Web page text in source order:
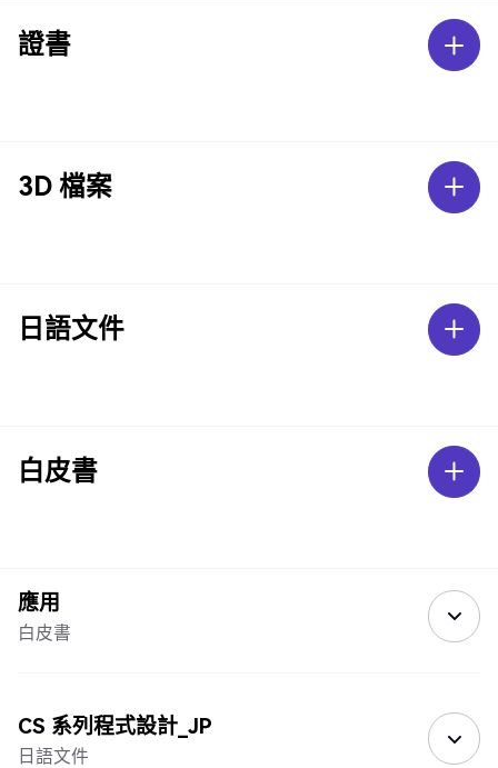
證書
3D 檔案
日語文件
白皮書
應用
白皮書
CS 系列程式設計_JP
日語文件